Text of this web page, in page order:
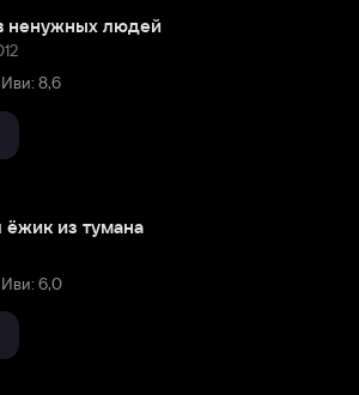
ненужных людей
Иви: 8,6
из тумана
Иви: 6,0